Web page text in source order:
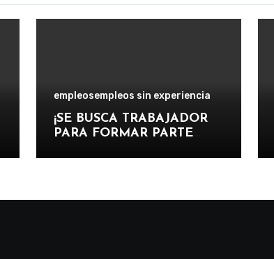
empleosempleos sin experiencia
¡SE BUSCA TRABAJADOR
PARA FORMAR PARTE
Y CUIDADO DE